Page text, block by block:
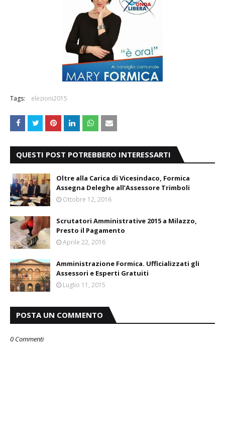
Tags: elezioni2015
QUESTI POST POTREBBERO INTERESSARTI
Oltre alla Carica di Vicesindaco, Formica
Assegna Deleghe all’Assessore Trimboli
Ottobre 12, 2016
Scrutatori Amministrative 2015 a Milazzo,
Presto il Pagamento
Aprile 22, 2016
Amministrazione Formica. Ufficializzati gli
Assessori e Esperti Gratuiti
Luglio 11, 2015
POSTA UN COMMENTO
0 Commenti